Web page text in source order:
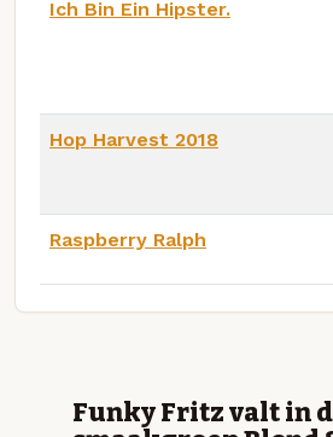
Ich Bin Ein Hipster.
Hop Harvest 2018
Raspberry Ralph
Funky Fritz valt in